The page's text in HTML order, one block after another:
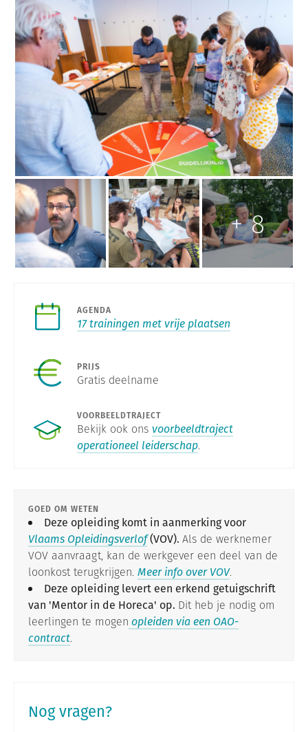
p
e
n
g
l
e
r
y
+8
AGENDA
17 trainingen met vrije plaatsen
PRIJS
Gratis deelname
VOORBEELDTRAJECT
Bekijk ook ons voorbeeldtraject
operationeel leiderschap.
GOED OM WETEN
Deze opleiding komt in aanmerking voor
Vlaams Opleidingsverlof(VOV). Als de werknemer
VOV aanvraagt, kan de werkgever een deel van de
loonkost terugkrijgen. Meer info over VOV.
Deze opleiding levert een erkend getuigschrift
van 'Mentor in de Horeca' op. Dit heb je nodig om
leerlingen te mogen opleiden via een OAO-
contract.
Nog vragen?